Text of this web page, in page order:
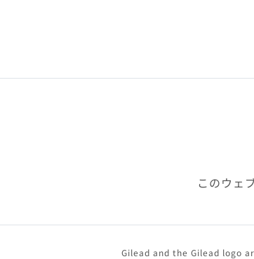
このウェ
Gilead and the Gilead logo